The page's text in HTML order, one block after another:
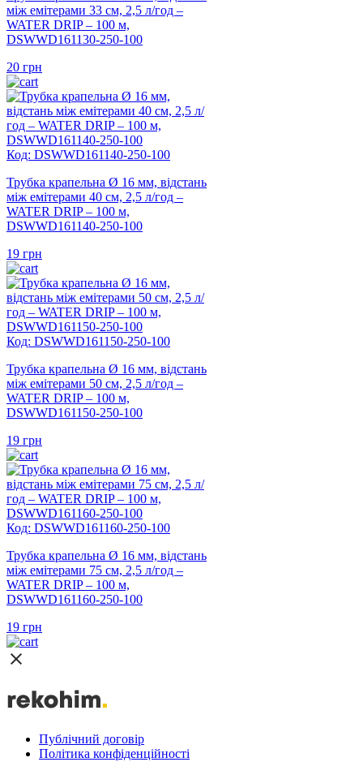
між емітерами 33 см, 2,5 л/год –
WATER DRIP – 100 м,
DSWWD161130-250-100
20 грн
Код: DSWWD161140-250-100
Трубка крапельна Ø 16 мм, відстань
між емітерами 40 см, 2,5 л/год –
WATER DRIP – 100 м,
DSWWD161140-250-100
19 грн
Код: DSWWD161150-250-100
Трубка крапельна Ø 16 мм, відстань
між емітерами 50 см, 2,5 л/год –
WATER DRIP – 100 м,
DSWWD161150-250-100
19 грн
Код: DSWWD161160-250-100
Трубка крапельна Ø 16 мм, відстань
між емітерами 75 см, 2,5 л/год –
WATER DRIP – 100 м,
DSWWD161160-250-100
19 грн
Публічний договір
Політика конфіденційності